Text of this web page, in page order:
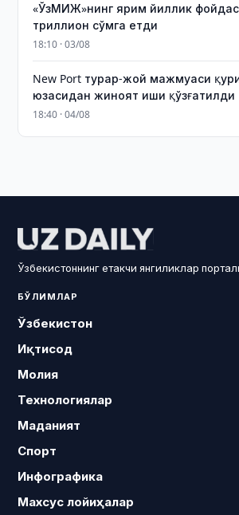
«ЎзМИЖ»нинг ярим йиллик
триллион сўмга етди
18:10 · 03/08
New Port турар-жой мажмуаси
юзасидан жиноят иши қўзғатилди
18:40 · 04/08
Ўзбекистоннинг етакчи янгиликлар
БЎЛИМЛАР
Ўзбекистон
Иқтисод
Молия
Технологиялар
Маданият
Спорт
Инфографика
Махсус лойиҳалар